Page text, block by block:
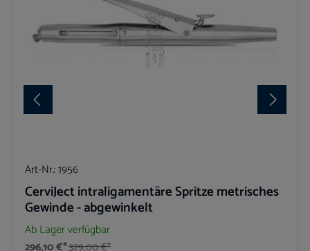
Art-Nr.:1956
CerviJect intraligamentäre Spritze metrisches
Gewinde - abgewinkelt
Ab Lager verfügbar
296,10 €*329,00 €*